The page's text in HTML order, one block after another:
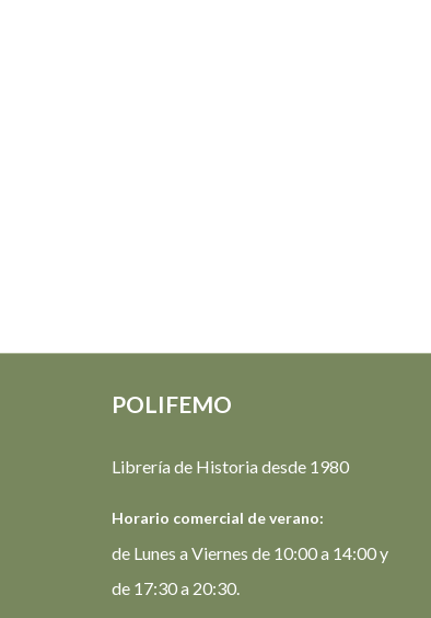
POLIFEMO
Librería de Historia desde 1980
Horario comercial de verano:
de Lunes a Viernes de 10:00 a 14:00 y
de 17:30 a 20:30.